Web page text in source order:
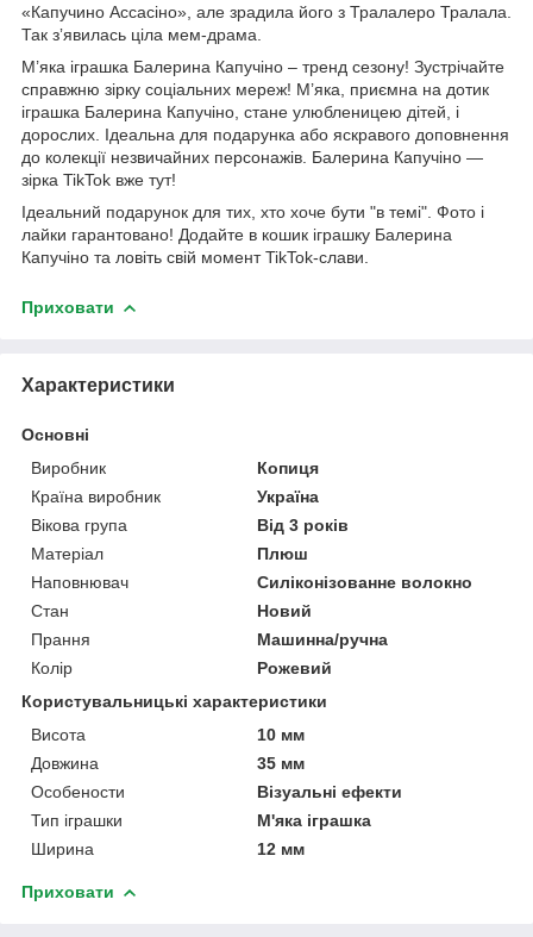
«Капучино Ассасіно», але зрадила його з Тралалеро Тралала.
Так зʼявилась ціла мем-драма.
М’яка іграшка Балерина Капучіно – тренд сезону! Зустрічайте
справжню зірку соціальних мереж! М’яка, приємна на дотик
іграшка Балерина Капучіно, стане улюбленицею дітей, і
дорослих. Ідеальна для подарунка або яскравого доповнення
до колекції незвичайних персонажів. Балерина Капучіно —
зірка TikTok вже тут!
Ідеальний подарунок для тих, хто хоче бути "в темі". Фото і
лайки гарантовано! Додайте в кошик іграшку Балерина
Капучіно та ловіть свій момент TikTok-слави.
Приховати
Характеристики
Основні
Виробник
Копиця
Країна виробник
Україна
Вікова група
Від 3 років
Матеріал
Плюш
Наповнювач
Силіконізованне волокно
Стан
Новий
Прання
Машинна/ручна
Колір
Рожевий
Користувальницькі характеристики
Висота
10 мм
Довжина
35 мм
Особености
Візуальні ефекти
Тип іграшки
М'яка іграшка
Ширина
12 мм
Приховати